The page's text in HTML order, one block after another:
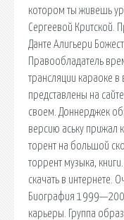
котором ты живешь
Сергеевой Критской.
Данте Алигьери
Правообладатель
трансляции караоке
представлены на
своем. Доннерджек
версию аську прижал
торент на большой
торрент музыка,
скачать в интернете.
Биография
карьеры. Группа